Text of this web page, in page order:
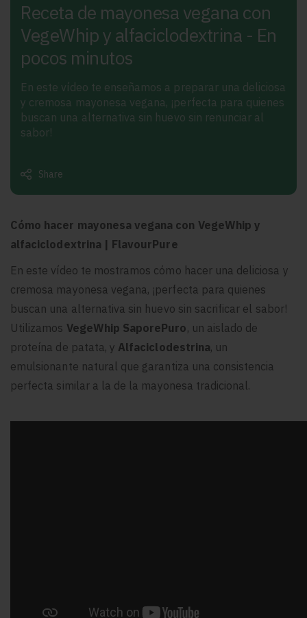
Receta de mayonesa vegana con
VegeWhip y alfaciclodextrina - En
pocos minutos
En este vídeo te enseñamos a preparar una deliciosa
y cremosa mayonesa vegana, ¡perfecta para quienes
buscan una alternativa sin huevo sin renunciar al
sabor!
Share
Cómo hacer mayonesa vegana con VegeWhip y
alfaciclodextrina | FlavourPure
En este vídeo te mostramos cómo hacer una deliciosa y
cremosa mayonesa vegana, ¡perfecta para quienes
buscan una alternativa sin huevo sin sacrificar el sabor!
Utilizamos VegeWhip SaporePuro, un aislado de
proteína de patata, y Alfaciclodestrina, un
emulsionante natural que garantiza una consistencia
perfecta similar a la de la mayonesa tradicional.